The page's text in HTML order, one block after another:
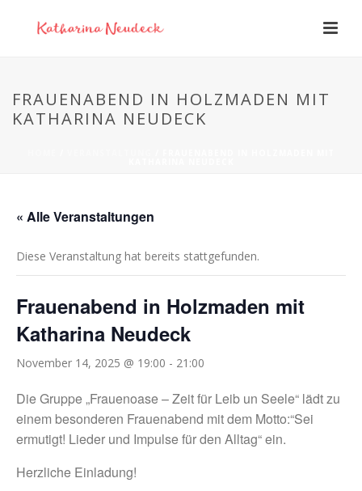
FRAUENABEND IN HOLZMADEN MIT
KATHARINA NEUDECK
« Alle Veranstaltungen
Diese Veranstaltung hat bereits stattgefunden.
Frauenabend in Holzmaden mit
Katharina Neudeck
November 14, 2025 @ 19:00 - 21:00
Die Gruppe „Frauenoase – Zeit für Leib un Seele“ lädt zu
einem besonderen Frauenabend mit dem Motto:“Sei
ermutigt! Lieder und Impulse für den Alltag“ ein.
Herzliche Einladung!